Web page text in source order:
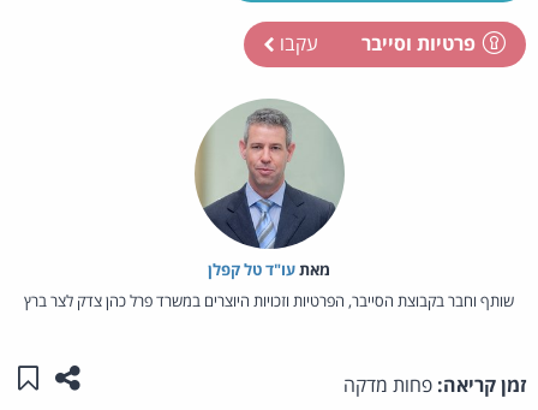
פרטיות וסייבר עקבו
מאת‏עו"ד טל קפלן
שותף וחבר בקבוצת הסייבר, הפרטיות וזכויות היוצרים במשרד פרל כהן צדק לצר ברץ
זמן קריאה: פחות מדקה שתפו